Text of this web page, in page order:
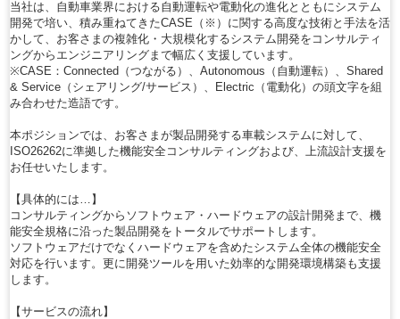
当社は、自動車業界における自動運転や電動化の進化とともにシステム
開発で培い、積み重ねてきたCASE（※）に関する高度な技術と手法を活
かして、お客さまの複雑化・大規模化するシステム開発をコンサルティ
ングからエンジニアリングまで幅広く支援しています。
※CASE：Connected（つながる）、Autonomous（自動運転）、Shared
& Service（シェアリング/サービス）、Electric（電動化）の頭文字を組
み合わせた造語です。
本ポジションでは、お客さまが製品開発する車載システムに対して、
ISO26262に準拠した機能安全コンサルティングおよび、上流設計支援を
お任せいたします。
【具体的には…】
コンサルティングからソフトウェア・ハードウェアの設計開発まで、機
能安全規格に沿った製品開発をトータルでサポートします。
ソフトウェアだけでなくハードウェアを含めたシステム全体の機能安全
対応を行います。更に開発ツールを用いた効率的な開発環境構築も支援
します。
【サービスの流れ】